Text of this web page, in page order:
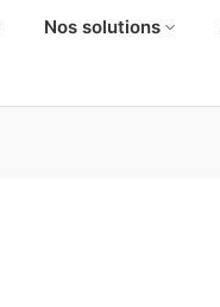
Nos solutions